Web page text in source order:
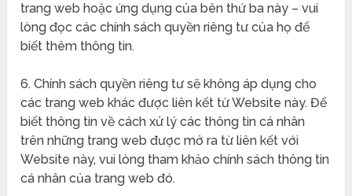
trang web hoặc ứng dụng của bên thứ ba này – vui
lòng đọc các chính sách quyền riêng tư của họ để
biết thêm thông tin.
6. Chính sách quyền riêng tư sẽ không áp dụng cho
các trang web khác được liên kết từ Website này. Để
biết thông tin về cách xử lý các thông tin cá nhân
trên những trang web được mở ra từ liên kết với
Website này, vui lòng tham khảo chính sách thông tin
cá nhân của trang web đó.